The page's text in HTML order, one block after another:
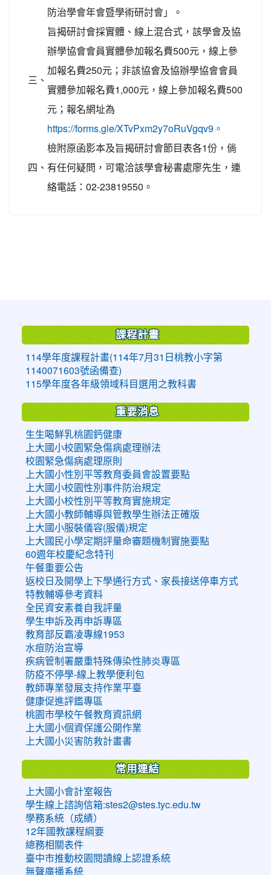
防治學會年會暨學術研討會」。
三、
旨揭研討會採實體、線上混合式，該學會及協
辦學協會會員實體參加報名費500元，線上參
加報名費250元；非該協會及協辦學協會會員
實體參加報名費1,000元，線上參加報名費500
元；報名網址為
https://forms.gle/XTvPxm2y7oRuVgqv9。
四、
檢附原函影本及旨揭研討會節目表各1份，倘
有任何疑問，可電洽該學會秘書處廖先生，連
絡電話：02-23819550。
課程計畫
114學年度課程計畫(114年7月31日桃教小字第
1140071603號函備查)
115學年度各年級領域科目選用之教科書
重要消息
生生喝鮮乳桃園鈣健康
上大國小校園緊急傷病處理辦法
校園緊急傷病處理原則
上大國小性別平等教育委員會設置要點
上大國小校園性別事件防治規定
上大國小校性別平等教育實施規定
上大國小教師輔導與管教學生辦法正確版
上大國小服裝儀容(服儀)規定
上大國民小學定期評量命審題機制實施要點
60週年校慶紀念特刊
午餐重要公告
返校日及開學上下學通行方式、家長接送停車方式
特教輔導參考資料
全民資安素養自我評量
學生申訴及再申訴專區
教育部反霸凌專線1953
水痘防治宣導
疾病管制署嚴重特殊傳染性肺炎專區
防疫不停學-線上教學便利包
教師專業發展支持作業平臺
健康促進評鑑專區
桃園市學校午餐教育資訊網
上大國小個資保護公開作業
上大國小災害防救計畫書
常用連結
上大國小會計室報告
學生線上諮詢信箱:stes2@stes.tyc.edu.tw
學務系統（成績）
12年國教課程綱要
總務相關表件
臺中市推動校園閱讀線上認證系統
無聲廣播系統